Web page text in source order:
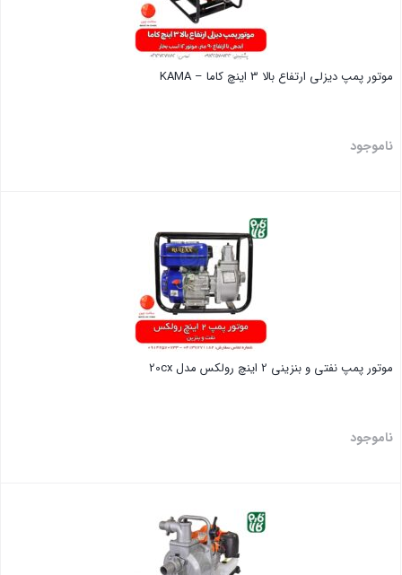
موتور پمپ دیزلی ارتفاع بالا 3 اینچ کاما – KAMA
ناموجود
موتور پمپ نفتی و بنزینی 2 اینچ رولکس مدل 20cx
ناموجود